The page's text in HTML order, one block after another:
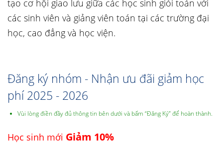
tạo cơ hội giao lưu giữa các học sinh giỏi toán với
các sinh viên và giảng viên toán tại các trường đại
học, cao đẳng và học viện.
Đăng ký nhóm - Nhận ưu đãi giảm học
phí 2025 - 2026
Vùi lòng điền đầy đủ thông tin bên dưới và bấm “Đăng Ký” để hoàn thành.
Học sinh mới Giảm 10%